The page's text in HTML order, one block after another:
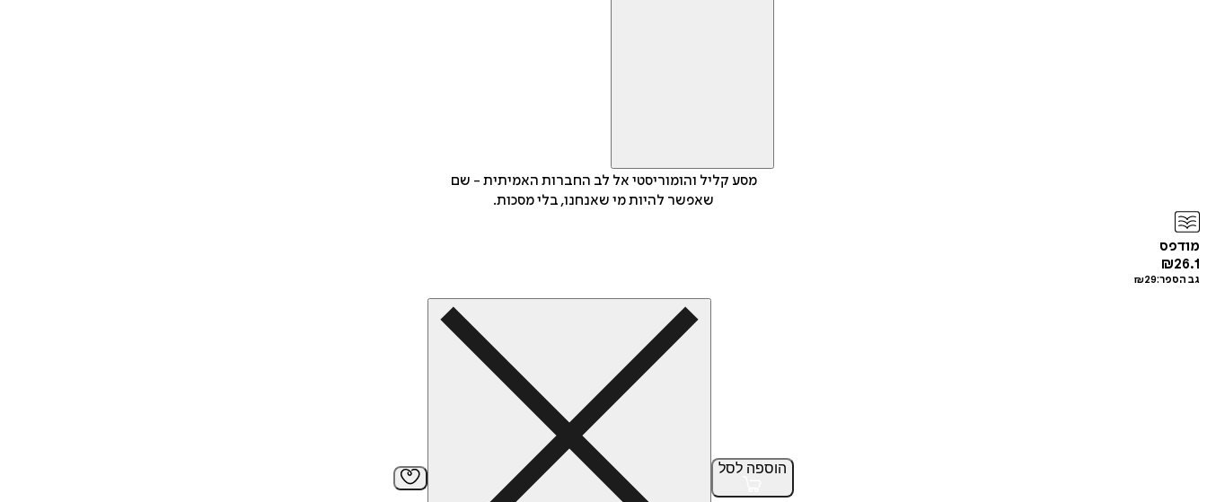
מסע קליל והומוריסטי אל לב החברות האמיתית - שם
שאפשר להיות מי שאנחנו, בלי מסכות.
מודפס
₪26.1
גב הספר: ₪29
הוספה לסל